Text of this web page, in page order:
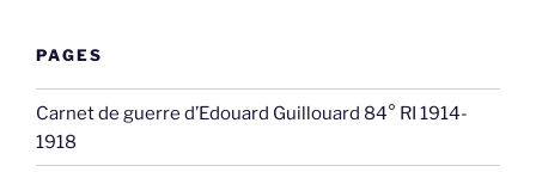
PAGES
Carnet de guerre d’Edouard Guillouard 84° RI 1914-
1918